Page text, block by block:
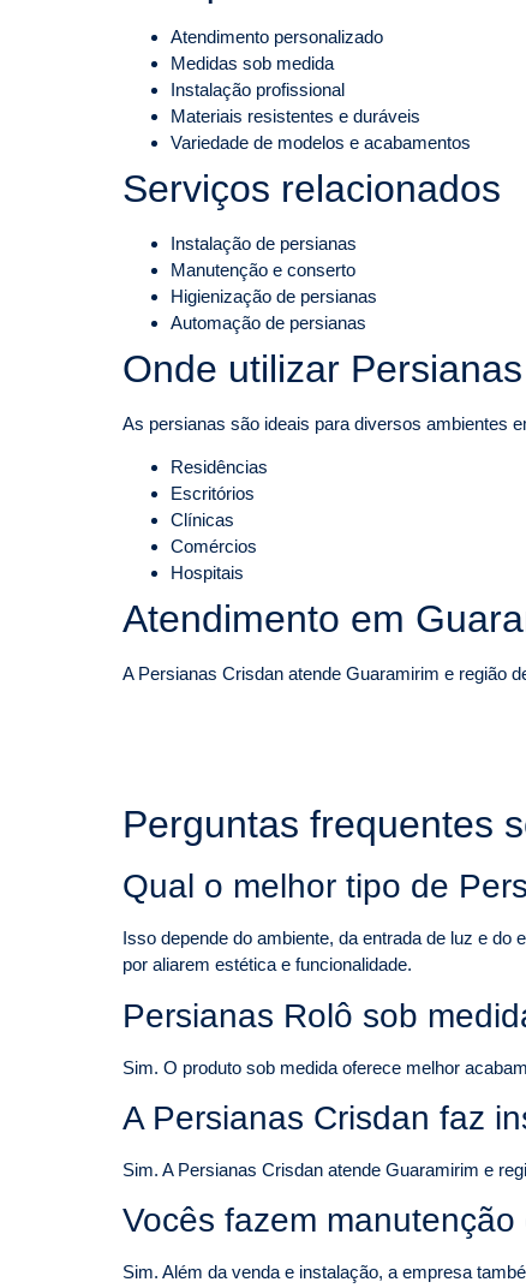
Atendimento personalizado
Medidas sob medida
Instalação profissional
Materiais resistentes e duráveis
Variedade de modelos e acabamentos
Serviços relacionados
Instalação de persianas
Manutenção e conserto
Higienização de persianas
Automação de persianas
Onde utilizar
As persianas são ideais para diversos ambientes
Residências
Escritórios
Clínicas
Comércios
Hospitais
Atendimento em
A Persianas Crisdan atende Guaramirim e região
Perguntas frequentes
Qual o melhor tipo de
Isso depende do ambiente, da entrada de luz e
por aliarem estética e funcionalidade.
Persianas Rolô sob
Sim. O produto sob medida oferece melhor
A Persianas Crisdan faz
Sim. A Persianas Crisdan atende Guaramirim e
Vocês fazem
Sim. Além da venda e instalação, a empresa